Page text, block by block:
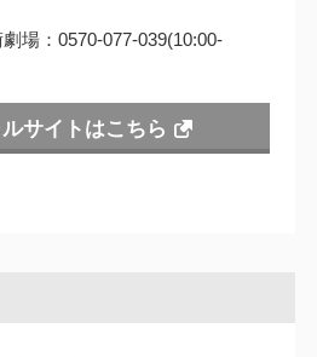
場：0570-077-039(10:00-
サイトはこちら